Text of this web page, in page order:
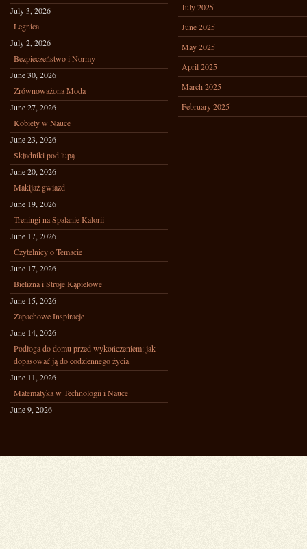
July 3, 2026
Legnica
July 2, 2026
Bezpieczeństwo i Normy
June 30, 2026
Zrównoważona Moda
June 27, 2026
Kobiety w Nauce
June 23, 2026
Składniki pod lupą
June 20, 2026
Makijaż gwiazd
June 19, 2026
Treningi na Spalanie Kalorii
June 17, 2026
Czytelnicy o Temacie
June 17, 2026
Bielizna i Stroje Kąpielowe
June 15, 2026
Zapachowe Inspiracje
June 14, 2026
Podłoga do domu przed wykończeniem: jak
dopasować ją do codziennego życia
June 11, 2026
Matematyka w Technologii i Nauce
June 9, 2026
July 2025
June 2025
May 2025
April 2025
March 2025
February 2025